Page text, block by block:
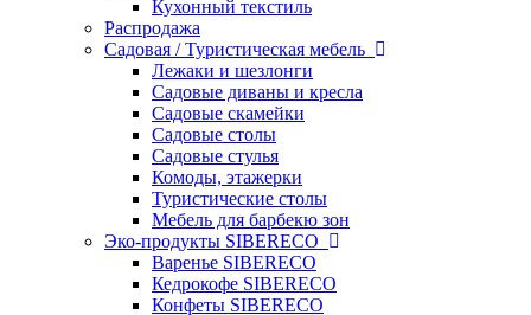
Кухонный текстиль
Распродажа
Садовая / Туристическая мебель
Лежаки и шезлонги
Садовые диваны и кресла
Садовые скамейки
Садовые столы
Садовые стулья
Комоды, этажерки
Туристические столы
Мебель для барбекю зон
Эко-продукты SIBERECO
Варенье SIBERECO
Кедрокофе SIBERECO
Конфеты SIBERECO